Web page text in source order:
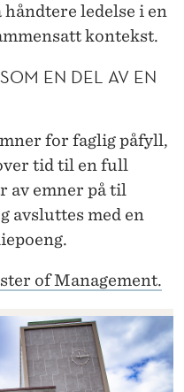
ledelse i en
kontekst.
EN DEL AV EN
for faglig påfyll,
tid til en full
av emner på til
avsluttes med en
of Management.